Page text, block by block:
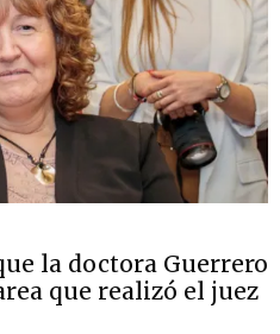
la doctora Guerrero
que realizó el juez